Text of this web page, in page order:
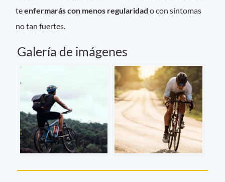
teenfermarás con menos regularidad o con síntomas
no tan fuertes.
Galería de imágenes